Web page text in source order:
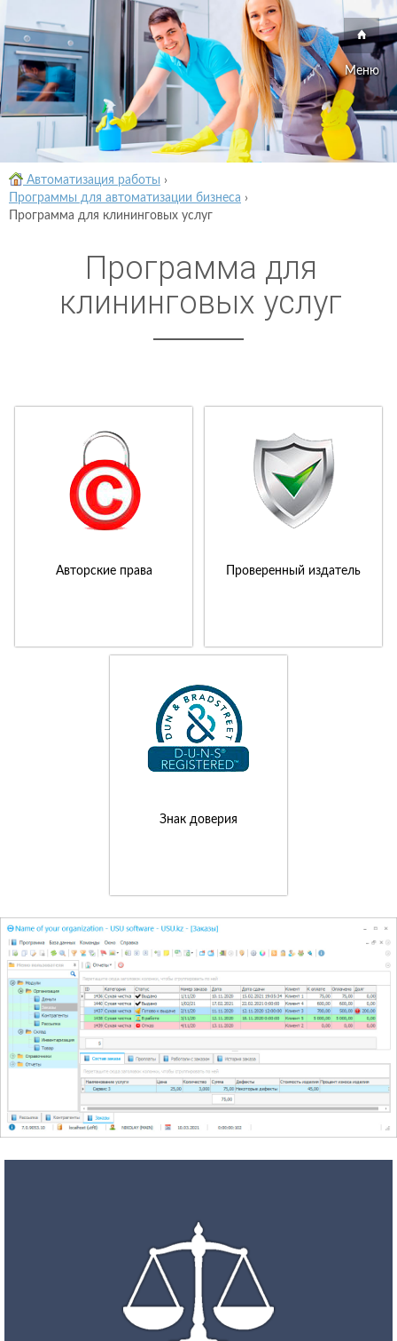
Меню
Автоматизация работы ›
Программы для автоматизации бизнеса ›
Программа для клининговых услуг
Программа для
клининговых услуг
Авторские права Проверенный издатель
Знак доверия